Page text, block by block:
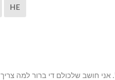
HE
חושב שלכולם די ברור למה צריך